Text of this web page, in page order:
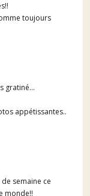
toujours
gratiné...
appétissantes..
semaine ce
monde!!